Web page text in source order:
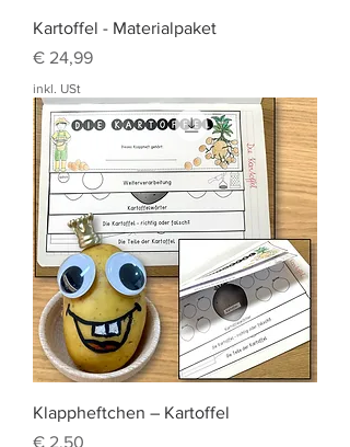
Kartoffel - Materialpaket
Preis
€ 24,99
inkl. USt
Klappheftchen – Kartoffel
Preis
€ 2,50